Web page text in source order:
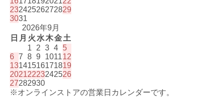
23242526272829
3031
2026年9月
日 月 火水木金土
1 2 3 4 5
6 7 8 9 101112
13141516171819
20212223242526
27282930
※オンラインストアの営業日カレンダーです。